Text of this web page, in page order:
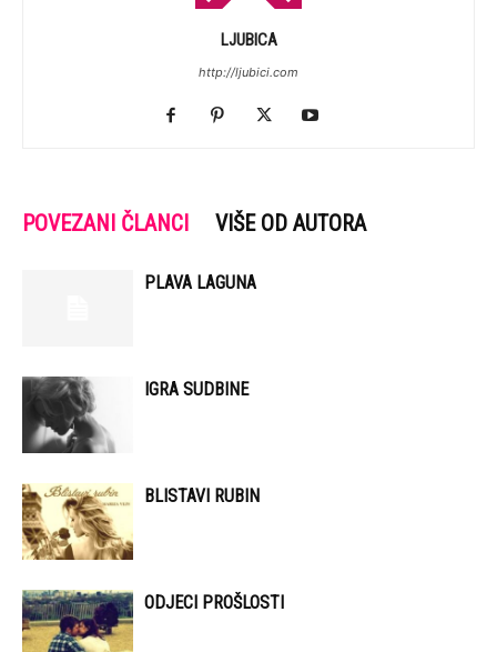
LJUBICA
http://ljubici.com
POVEZANI ČLANCI VIŠE OD AUTORA
PLAVA LAGUNA
IGRA SUDBINE
BLISTAVI RUBIN
ODJECI PROŠLOSTI